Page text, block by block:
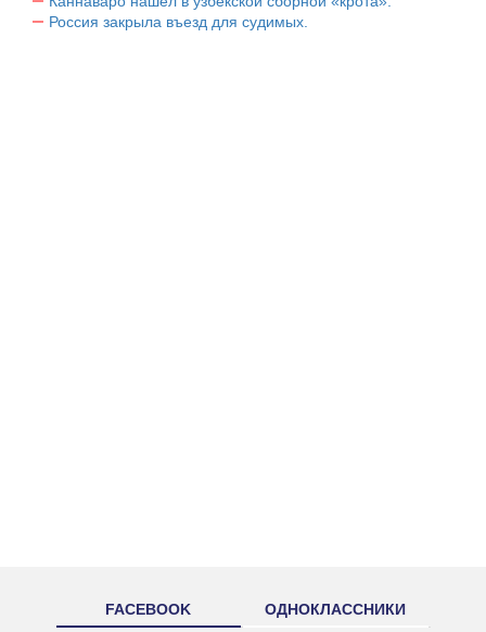
Россия закрыла въезд для судимых.
FACEBOOK ОДНОКЛАССНИКИ